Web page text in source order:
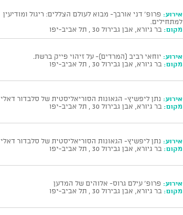
אירוע: פרופ' דני אורבך- מבוא לעולם הצללים: ריגול ומודיעין
למתחילים.
מקום: בר גיורא, אבן גבירול 30 , תל אביב-יפו
אירוע: יוחאי רביב (המרדים)- על זיהוי פייק ברשת.
מקום: בר גיורא, אבן גבירול 30 , תל אביב-יפו
אירוע: נתן ליפשיץ- הגאונות הסוריאליסטית של סלבדור דאלי
מקום: בר גיורא, אבן גבירול 30 , תל אביב-יפו
אירוע: נתן ליפשיץ- הגאונות הסוריאליסטית של סלבדור דאלי
מקום: בר גיורא, אבן גבירול 30 , תל אביב-יפו
אירוע: פרופ' עילם גרוס- אלוהים של המדען
מקום: בר גיורא, אבן גבירול 30 , תל אביב-יפו